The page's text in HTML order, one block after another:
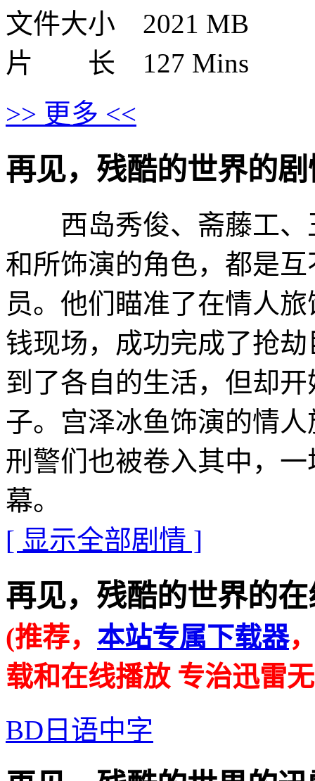
文件大小 2021 MB
片 长 127 Mins
>> 更多 <<
再见，残酷的世界的剧
西岛秀俊、斋藤工、
和所饰演的角色，都是
员。他们瞄准了在情人
钱现场，成功完成了抢
到了各自的生活，但却
子。宫泽冰鱼饰演的情
刑警们也被卷入其中，
幕。
[ 显示全部剧情 ]
再见，残酷的世界的在
(推荐， 本站专属下载器
载和在线播放 专治迅雷
BD日语中字